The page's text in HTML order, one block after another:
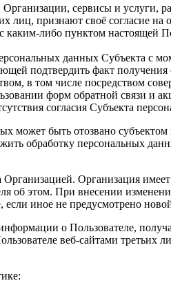
Организации, сервисы и услуги,
лиц, признают своё согласие
каким-либо пунктом настоящей
данных Субъекта с
подтвердить факт
в том числе посредством
форм обратной связи и
согласия Субъекта
может быть отозвано
обработку персональных
Организация
об этом. При внесении
если иное не предусмотрено
о Пользователе,
веб-сайтами